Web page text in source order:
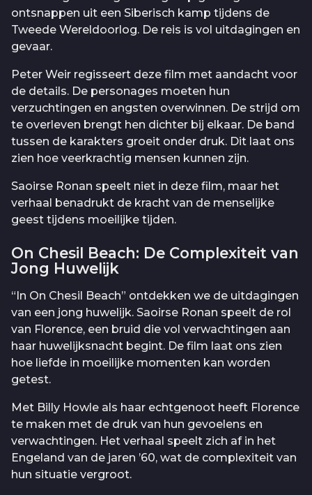
ontsnappen uit een Siberisch kamp tijdens de
Tweede Wereldoorlog. De reis is vol uitdagingen en
gevaar.
Peter Weir regisseert deze film met aandacht voor
de details. De personages moeten hun
verzuchtingen en angsten overwinnen. De strijd om
te overleven brengt hen dichter bij elkaar. De band
tussen de karakters groeit onder druk. Dit laat ons
zien hoe veerkrachtig mensen kunnen zijn.
Saoirse Ronan speelt niet in deze film, maar het
verhaal benadrukt de kracht van de menselijke
geest tijdens moeilijke tijden.
On Chesil Beach: De Complexiteit van
Jong Huwelijk
“In On Chesil Beach” ontdekken we de uitdagingen
van een jong huwelijk. Saoirse Ronan speelt de rol
van Florence, een bruid die vol verwachtingen aan
haar huwelijksnacht begint. De film laat ons zien
hoe liefde in moeilijke momenten kan worden
getest.
Met Billy Howle als haar echtgenoot heeft Florence
te maken met de druk van hun gevoelens en
verwachtingen. Het verhaal speelt zich af in het
Engeland van de jaren ’60, wat de complexiteit van
hun situatie vergroot.